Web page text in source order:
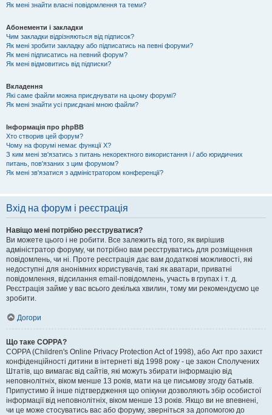
Як мені знайти власні повідомлення та теми?
Абонементи і закладки
Чим закладки відрізняються від підписок?
Як мені зробити закладку або підписатись на певні форуми?
Як мені підписатись на певний форум?
Як мені відмовитись від підписки?
Вкладення
Які саме файли можна приєднувати на цьому форумі?
Як мені знайти усі приєднані мною файли?
Інформація про phpBB
Хто створив цей форум?
Чому на форумі немає функції X?
З ким мені зв'язатись з питань некоректного використання і / або юридичних
питань, пов'язаних з цим форумом?
Як мені зв'язатися з адміністратором конференції?
Вхід на форум і реєстрація
Навіщо мені потрібно реєструватися?
Ви можете цього і не робити. Все залежить від того, як вирішив
адміністратор форуму, чи потрібно вам реєструватись для розміщення
повідомлень, чи ні. Проте реєстрація дає вам додаткові можливості, які
недоступні для анонімних користувачів, такі як аватари, приватні
повідомлення, відсилання email-повідомлень, участь в групах і т. д.
Реєстрація займе у вас всього декілька хвилин, тому ми рекомендуємо це
зробити.
Догори
Що таке COPPA?
COPPA (Children's Online Privacy Protection Act of 1998), або Акт про захист
конфіденційності дитини в інтернеті від 1998 року - це закон Сполучених
Штатів, що вимагає від сайтів, які можуть збирати інформацію від
неповнолітніх, віком менше 13 років, мати на це письмову згоду батьків.
Припустимо й інше підтвердження що опікуни дозволяють збір особистої
інформації від неповнолітніх, віком менше 13 років. Якщо ви не впевнені,
чи це може стосуватись вас або форуму, зверніться за допомогою до